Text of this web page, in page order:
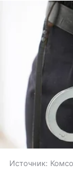
Источник: